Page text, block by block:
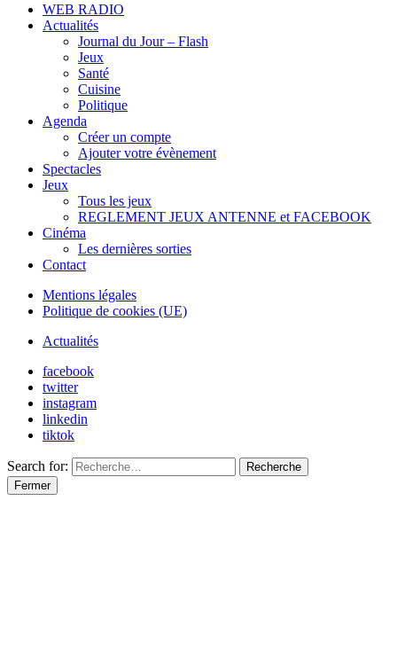
WEB RADIO
Actualités
Journal du Jour – Flash
Jeux
Santé
Cuisine
Politique
Agenda
Créer un compte
Ajouter votre évènement
Spectacles
Jeux
Tous les jeux
REGLEMENT JEUX ANTENNE et FACEBOOK
Cinéma
Les dernières sorties
Contact
Mentions légales
Politique de cookies (UE)
Actualités
facebook
twitter
instagram
linkedin
tiktok
Search for:
Recherche
Fermer